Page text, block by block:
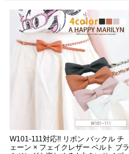
W101-111対応!! リボン バックル チ
ェーン × フェイクレザー ベルト ブラ